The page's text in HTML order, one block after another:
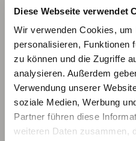
Diese Webseite verwendet
Wir verwenden Cookies, um
personalisieren, Funktionen
zu können und die Zugriffe
analysieren. Außerdem
Verwendung unserer
soziale Medien, Werbung
Partner führen diese
weiteren Daten zusammen,
Charakteristik:
Leicht gekühlt ein
Diese intensive rote,
Rotwein verbindet
aus Himbeeren,
sowie Holunder zu
deutlicher Restsüße.